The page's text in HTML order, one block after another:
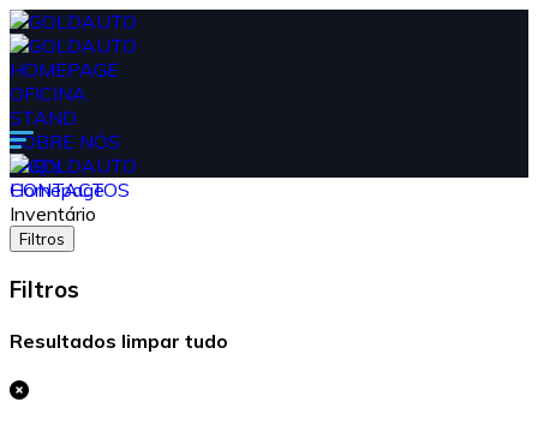
HOMEPAGE
OFICINA
STAND
SOBRE NÓS
FAQ's
CONTACTOS
Homepage
Inventário
Filtros
Filtros
Resultados limpar tudo